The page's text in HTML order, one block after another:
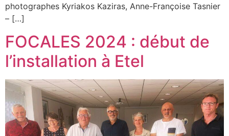
photographes Kyriakos Kaziras, Anne-Françoise Tasnier
– […]
FOCALES 2024 : début de
l’installation à Etel